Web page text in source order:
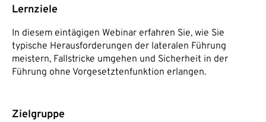
Lernziele
In diesem eintägigen Webinar erfahren Sie, wie Sie
typische Herausforderungen der lateralen Führung
meistern, Fallstricke umgehen und Sicherheit in der
Führung ohne Vorgesetztenfunktion erlangen.
Zielgruppe